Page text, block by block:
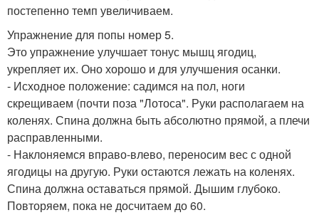
постепенно темп увеличиваем.
Упражнение для попы номер 5.
Это упражнение улучшает тонус мышц ягодиц,
укрепляет их. Оно хорошо и для улучшения осанки.
- Исходное положение: садимся на пол, ноги
скрещиваем (почти поза "Лотоса". Руки располагаем на
коленях. Спина должна быть абсолютно прямой, а плечи
расправленными.
- Наклоняемся вправо-влево, переносим вес с одной
ягодицы на другую. Руки остаются лежать на коленях.
Спина должна оставаться прямой. Дышим глубоко.
Повторяем, пока не досчитаем до 60.